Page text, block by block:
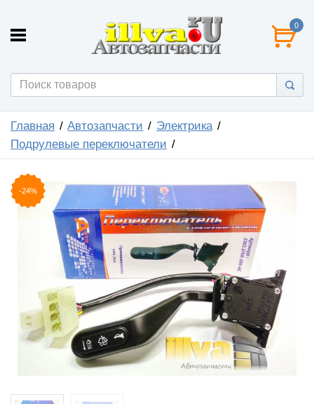
0
Главная Автозапчасти
Электрика
Подрулевые переключатели
-24%